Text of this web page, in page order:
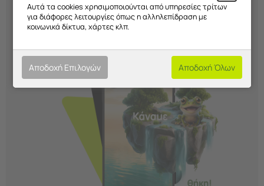
Ξεκίνα Τώρα!
Αυτά τα cookies χρησιμοποιούνται από υπηρεσίες τρίτων
για διάφορες λειτουργίες όπως η αλληλεπίδραση με
κοινωνικά δίκτυα, χάρτες κλπ.
Αποδοχή Επιλογών Αποδοχή Όλων